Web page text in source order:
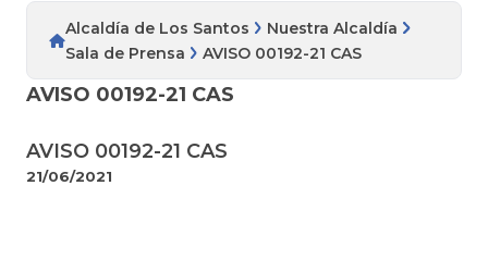
Alcaldía de Los Santos
Nuestra Alcaldía
Sala de Prensa
AVISO 00192-21 CAS
AVISO 00192-21 CAS
AVISO 00192-21 CAS
21/06/2021